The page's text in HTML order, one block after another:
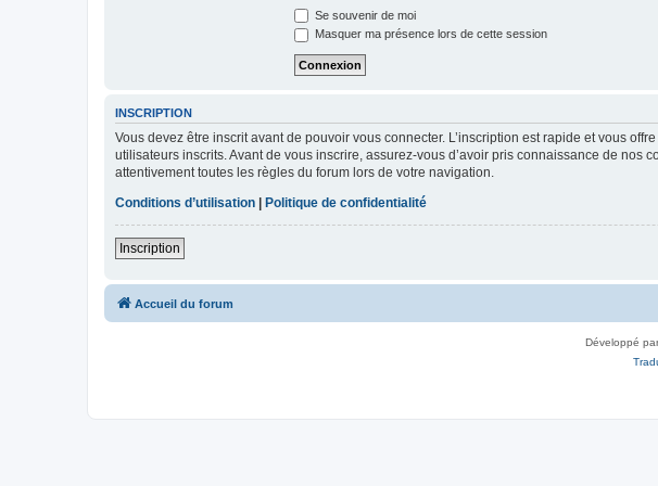
Se souvenir de moi
Masquer ma présence lors de cette session
INSCRIPTION
Vous devez être inscrit avant de pouvoir vous connecter. L’inscription est rapide et vous
utilisateurs inscrits. Avant de vous inscrire, assurez-vous d’avoir pris connaissance de
attentivement toutes les règles du forum lors de votre navigation.
Conditions d’utilisation
Politique de confidentialité
Inscription
Accueil du forum
Développé